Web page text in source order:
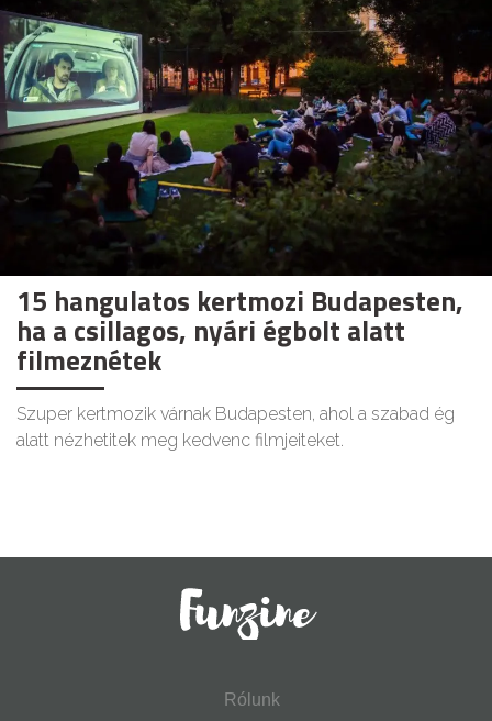
15 hangulatos kertmozi Budapesten,
ha a csillagos, nyári égbolt alatt
filmeznétek
Szuper kertmozik várnak Budapesten, ahol a szabad ég
alatt nézhetitek meg kedvenc filmjeiteket.
Rólunk